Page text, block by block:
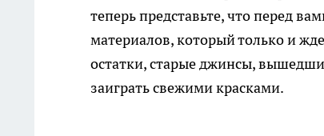
теперь представьте, что перед
материалов, который только и
остатки, старые джинсы,
заиграть свежими красками.